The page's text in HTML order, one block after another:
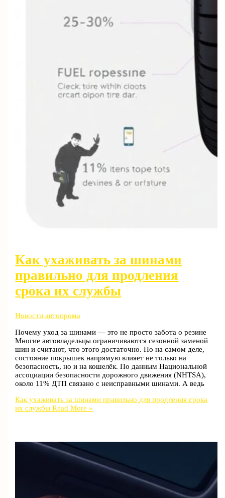
Как ухаживать за шинами
правильно для продления
срока их службы
Новости автопрома
Почему уход за шинами — это не просто забота о резине
Многие автовладельцы ограничиваются сезонной заменой
шин и считают, что этого достаточно. Но на самом деле,
состояние покрышек напрямую влияет не только на
безопасность, но и на кошелёк. По данным Национальной
ассоциации безопасности дорожного движения (NHTSA),
около 11% ДТП связано с неисправными шинами. А ведь
Как ухаживать за шинами правильно для продления срока
их службы Read More »